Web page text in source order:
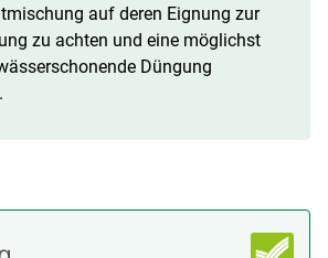
auf deren Eignung zur
zu achten und eine möglichst
Düngung